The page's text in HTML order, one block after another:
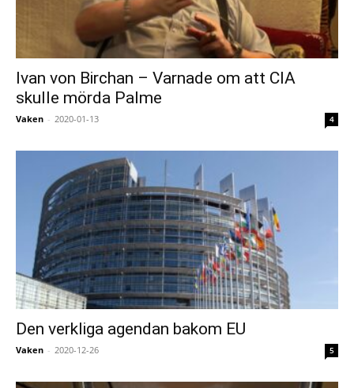
Ivan von Birchan – Varnade om att CIA
skulle mörda Palme
Vaken - 2020-01-13 4
Den verkliga agendan bakom EU
Vaken - 2020-12-26 5